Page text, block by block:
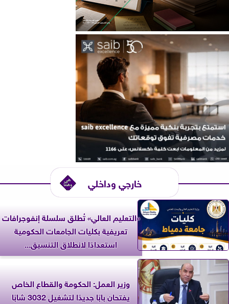
خارجي وداخلي
«التعليم العالي» تُطلق سلسلة إنفوجرافات
تعريفية بكليات الجامعات الحكومية
استعدادًا لانطلاق التنسيق...
وزير العمل: الحكومة والقطاع الخاص
يفتحان بابًا جديدًا لتشغيل 3032 شابًا